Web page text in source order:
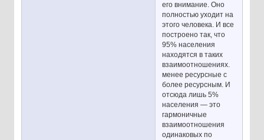
его внимание. Оно
полностью уходит на
этого человека. И все
построено так, что
95% населения
находятся в таких
взаимоотношениях.
менее ресурсные с
более ресурсным. И
отсюда лишь 5%
населения — это
гармоничные
взаимоотношения
одинаковых по